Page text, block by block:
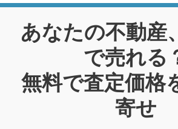
あなたの不動産
で売れる
無料で査定価格
寄せ